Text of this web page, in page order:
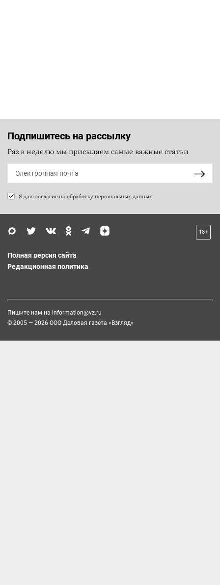
Подпишитесь на рассылку
Раз в неделю мы присылаем самые важные статьи
Я даю согласие на обработку персональных данных
18+
Полная версия сайта
Редакционная политика
Пишите нам на information@vz.ru
© 2005 — 2026 ООО Деловая газета «Взгляд»